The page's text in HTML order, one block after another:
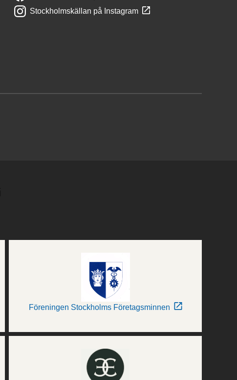
Stockholmskällan på Instagram
Föreningen Stockholms Företagsminnen